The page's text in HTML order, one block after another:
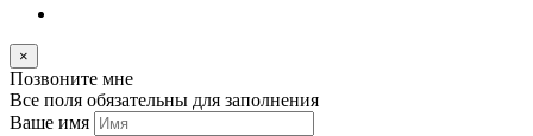
×
Позвоните мне
Все поля обязательны для заполнения
Ваше имя